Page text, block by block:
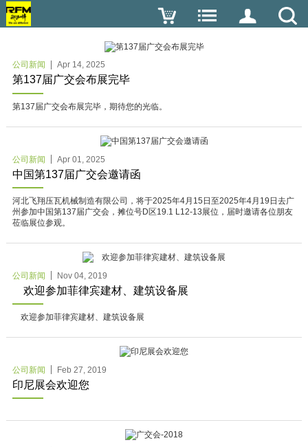
公司新闻 Apr 14, 2025
第137届广交会布展完毕
第137届广交会布展完毕，期待您的光临。
公司新闻 Apr 01, 2025
中国第137届广交会邀请函
河北飞翔压瓦机械制造有限公司，将于2025年4月15日至2025年4月19日去广
州参加中国第137届广交会，摊位号D区19.1 L12-13展位，届时邀请各位朋友
莅临展位参观。
公司新闻 Nov 04, 2019
欢迎参加菲律宾建材、建筑设备展
欢迎参加菲律宾建材、建筑设备展
公司新闻 Feb 27, 2019
印尼展会欢迎您